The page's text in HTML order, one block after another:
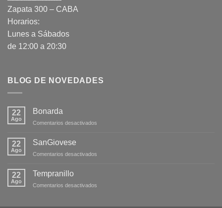
Zapata 300 – CABA
Horarios:
Lunes a Sábados
de 12:00 a 20:30
BLOG DE NOVEDADES
22
Ago
Bonarda
Comentarios desactivados
22
Ago
SanGiovese
Comentarios desactivados
22
Ago
Tempranillo
Comentarios desactivados